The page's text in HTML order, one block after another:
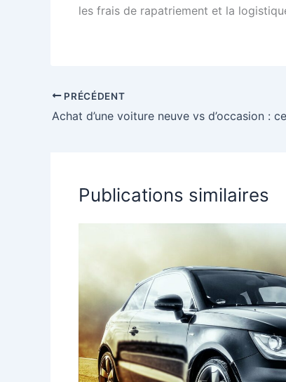
les frais de rapatriement et la
PRÉCÉDENT
Achat d’une voiture neuve vs d’occasion :
Publications similaires